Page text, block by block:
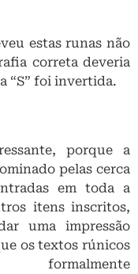
estas runas não
correta deveria
“S” foi invertida.
porque a
pelas cerca
em toda a
itens inscritos,
uma impressão
os textos rúnicos